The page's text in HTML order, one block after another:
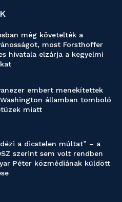
még követelték a
most Forsthoffer
hivatala elzárja a kegyelmi
embert menekítettek
államban tomboló
miatt
a dicstelen múltat” – a
szerint sem volt rendben
Péter közmédiának küldött